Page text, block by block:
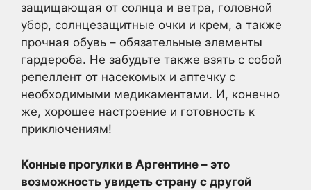
защищающая от солнца и ветра, головной
убор, солнцезащитные очки и крем, а также
прочная обувь – обязательные элементы
гардероба. Не забудьте также взять с собой
репеллент от насекомых и аптечку с
необходимыми медикаментами. И, конечно
же, хорошее настроение и готовность к
приключениям!
Конные прогулки в Аргентине – это
возможность увидеть страну с другой